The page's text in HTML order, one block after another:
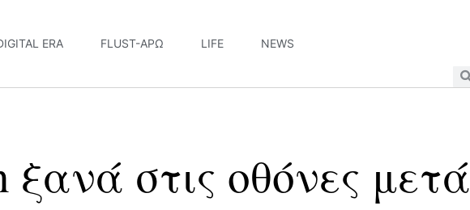
ERA FLUST-ΆΡΩ LIFE NEWS
στις οθόνες μετά